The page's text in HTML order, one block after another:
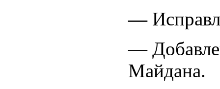
—
—
Майдана.